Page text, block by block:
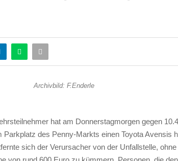
Archivbild: F.Enderle
hat am Donnerstagmorgen gegen
Parkplatz des Penny-Markts einen Toyota Avensis
sich der Verursacher von der Unfallstelle,